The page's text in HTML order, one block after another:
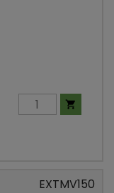

EXTMV150